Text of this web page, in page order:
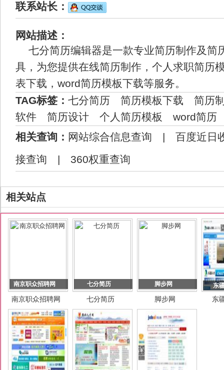
联系站长：
网站描述：
七分简历编辑器是一款专业简历制作及简
具，为您提供在线简历制作，个人求职简历
表下载，word简历模板下载等服务。
TAG标签： 七分简历 简历模板下载
简历
软件
简历设计 个人简历模板
word简历
相关查询： 网站综合信息查询 | 百度近日
接查询 | 360权重查询
相关站点
南京职众招聘网
南京职众招聘网
七分简历
七分简历
脚步网
脚步网
东
东